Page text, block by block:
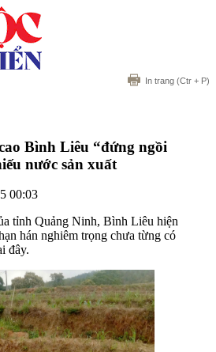
In trang (Ctr + P)
Bình Liêu “đứng ngồi
nước sản xuất
00:03
tỉnh Quảng Ninh, Bình Liêu hiện
hán nghiêm trọng chưa từng có
đây.